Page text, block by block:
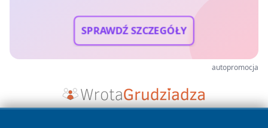
SPRAWDŹ SZCZEGÓŁY
autopromocja